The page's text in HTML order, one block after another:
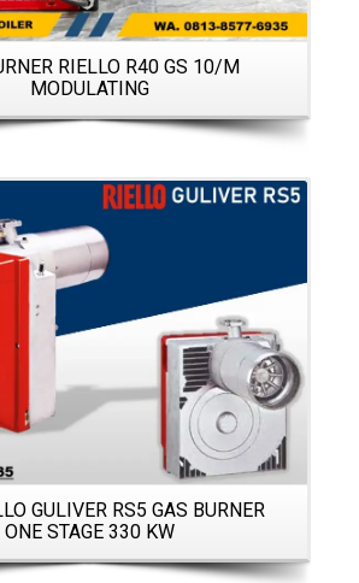
RIELLO R40 GS 10/M
MODULATING
Details
GULIVER RS5 GAS BURNER
ONE STAGE 330 KW